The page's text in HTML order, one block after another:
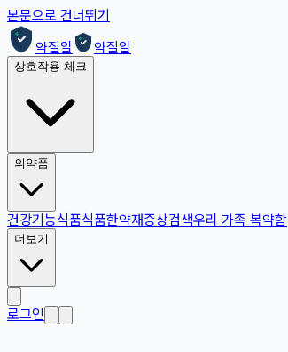
본문으로 건너뛰기
약잘알
약잘알
상호작용 체크
의약품
건강기능식품식품한약재증상검색우리 가족 복약함
더보기
로그인